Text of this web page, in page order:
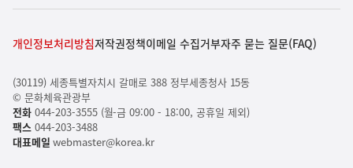
개인정보처리방침저작권정책이메일 수집거부자주 묻는 질문(FAQ)
(30119) 세종특별자치시 갈매로 388 정부세종청사 15동
© 문화체육관광부
전화044-203-3555 (월-금 09:00 - 18:00, 공휴일 제외)
팩스044-203-3488
대표메일 webmaster@korea.kr